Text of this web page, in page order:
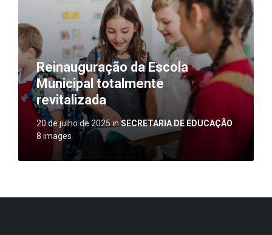
Reinauguração da Escola
Municipal totalmente
revitalizada
20 de julho de 2025in SECRETARIA DE EDUCAÇÃO
8 images